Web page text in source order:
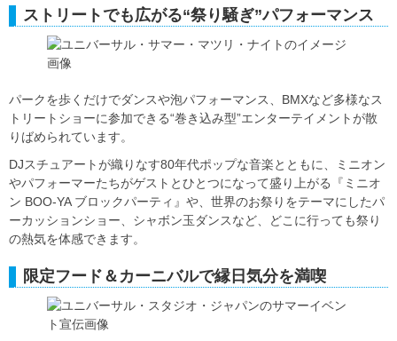
ストリートでも広がる“祭り騒ぎ”パフォーマンス
パークを歩くだけでダンスや泡パフォーマンス、BMXなど多様なス
トリートショーに参加できる“巻き込み型”エンターテイメントが散
りばめられています。
DJスチュアートが織りなす80年代ポップな音楽とともに、ミニオン
やパフォーマーたちがゲストとひとつになって盛り上がる『ミニオ
ン BOO-YA ブロックパーティ』や、世界のお祭りをテーマにしたパ
ーカッションショー、シャボン玉ダンスなど、どこに行っても祭り
の熱気を体感できます。
限定フード＆カーニバルで縁日気分を満喫